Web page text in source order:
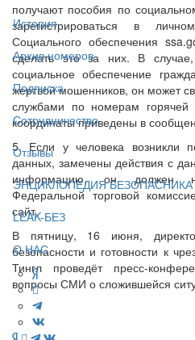
История
Архив номеров
Подписка
Сотрудничество
Отзывы
ЭНЦИКЛОПЕДИЯ БЕЗОПАСНИКА
LEAK-БЕЗ
О НАС
получают пособия по
зарегистрироваться в
Социального обеспечения
сделать это за них. В
социальное обеспечение
жертвой мошенников, он может
службами по номерам
координаты приведены в
5. Если у человека возникли
данных, замечены действия с
информацию, он должен
Федеральной торговой
сайт.
В пятницу, 16 июня,
безопасности и готовности к
Тингл проведёт пресс-
вопросы СМИ о сложившейся